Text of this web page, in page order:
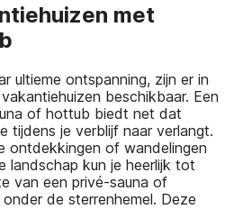
met
ultieme ontspanning, zijn er in
beschikbaar. Een
of hottub biedt net dat
tijdens je verblijf naar verlangt.
ontdekkingen of wandelingen
landschap kun je heerlijk tot
van een privé-sauna of
de sterrenhemel. Deze